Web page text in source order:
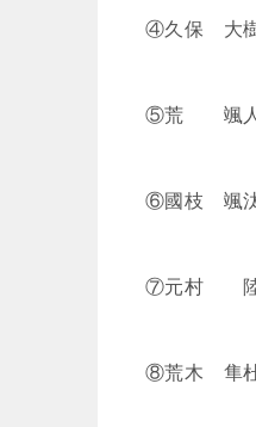
④久保 大樹
⑤荒 颯人
⑥國枝 颯汰
⑦元村 陸
⑧荒木 隼杜